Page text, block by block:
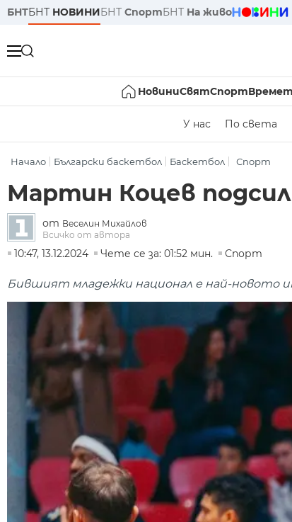
БНТБНТ НОВИНИБНТ СпортБНТ На живо
НовиниСвятСпорт
У нас По света
Начало Български баскетбол Баскетбол Спорт
Мартин Коцев
от Веселин Михайлов
Всичко от автора
10:47, 13.12.2024
Чете се за: 01:52 мин. Спорт
Бившият младежки национал е най-новото